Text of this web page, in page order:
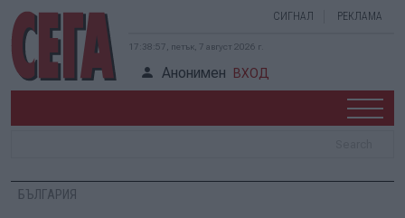
СИГНАЛ РЕКЛАМА
17:38:57, петък, 7 август 2026 г.
Анонимен ВХОД
БЪЛГАРИЯ